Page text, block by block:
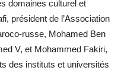
domaines culturel et
président de l’Association
russe, Mohamed Ben
V, et Mohammed Fakiri,
des instituts et universités